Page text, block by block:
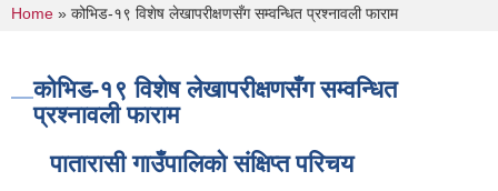
You are here
Home » कोभिड-१९ विशेष लेखापरीक्षणसँग सम्वन्धित प्रश्नावली फाराम
कोभिड-१९ विशेष लेखापरीक्षणसँग सम्वन्धित
प्रश्नावली फाराम
पातारासी गाउँपालिको संक्षिप्त परिचय